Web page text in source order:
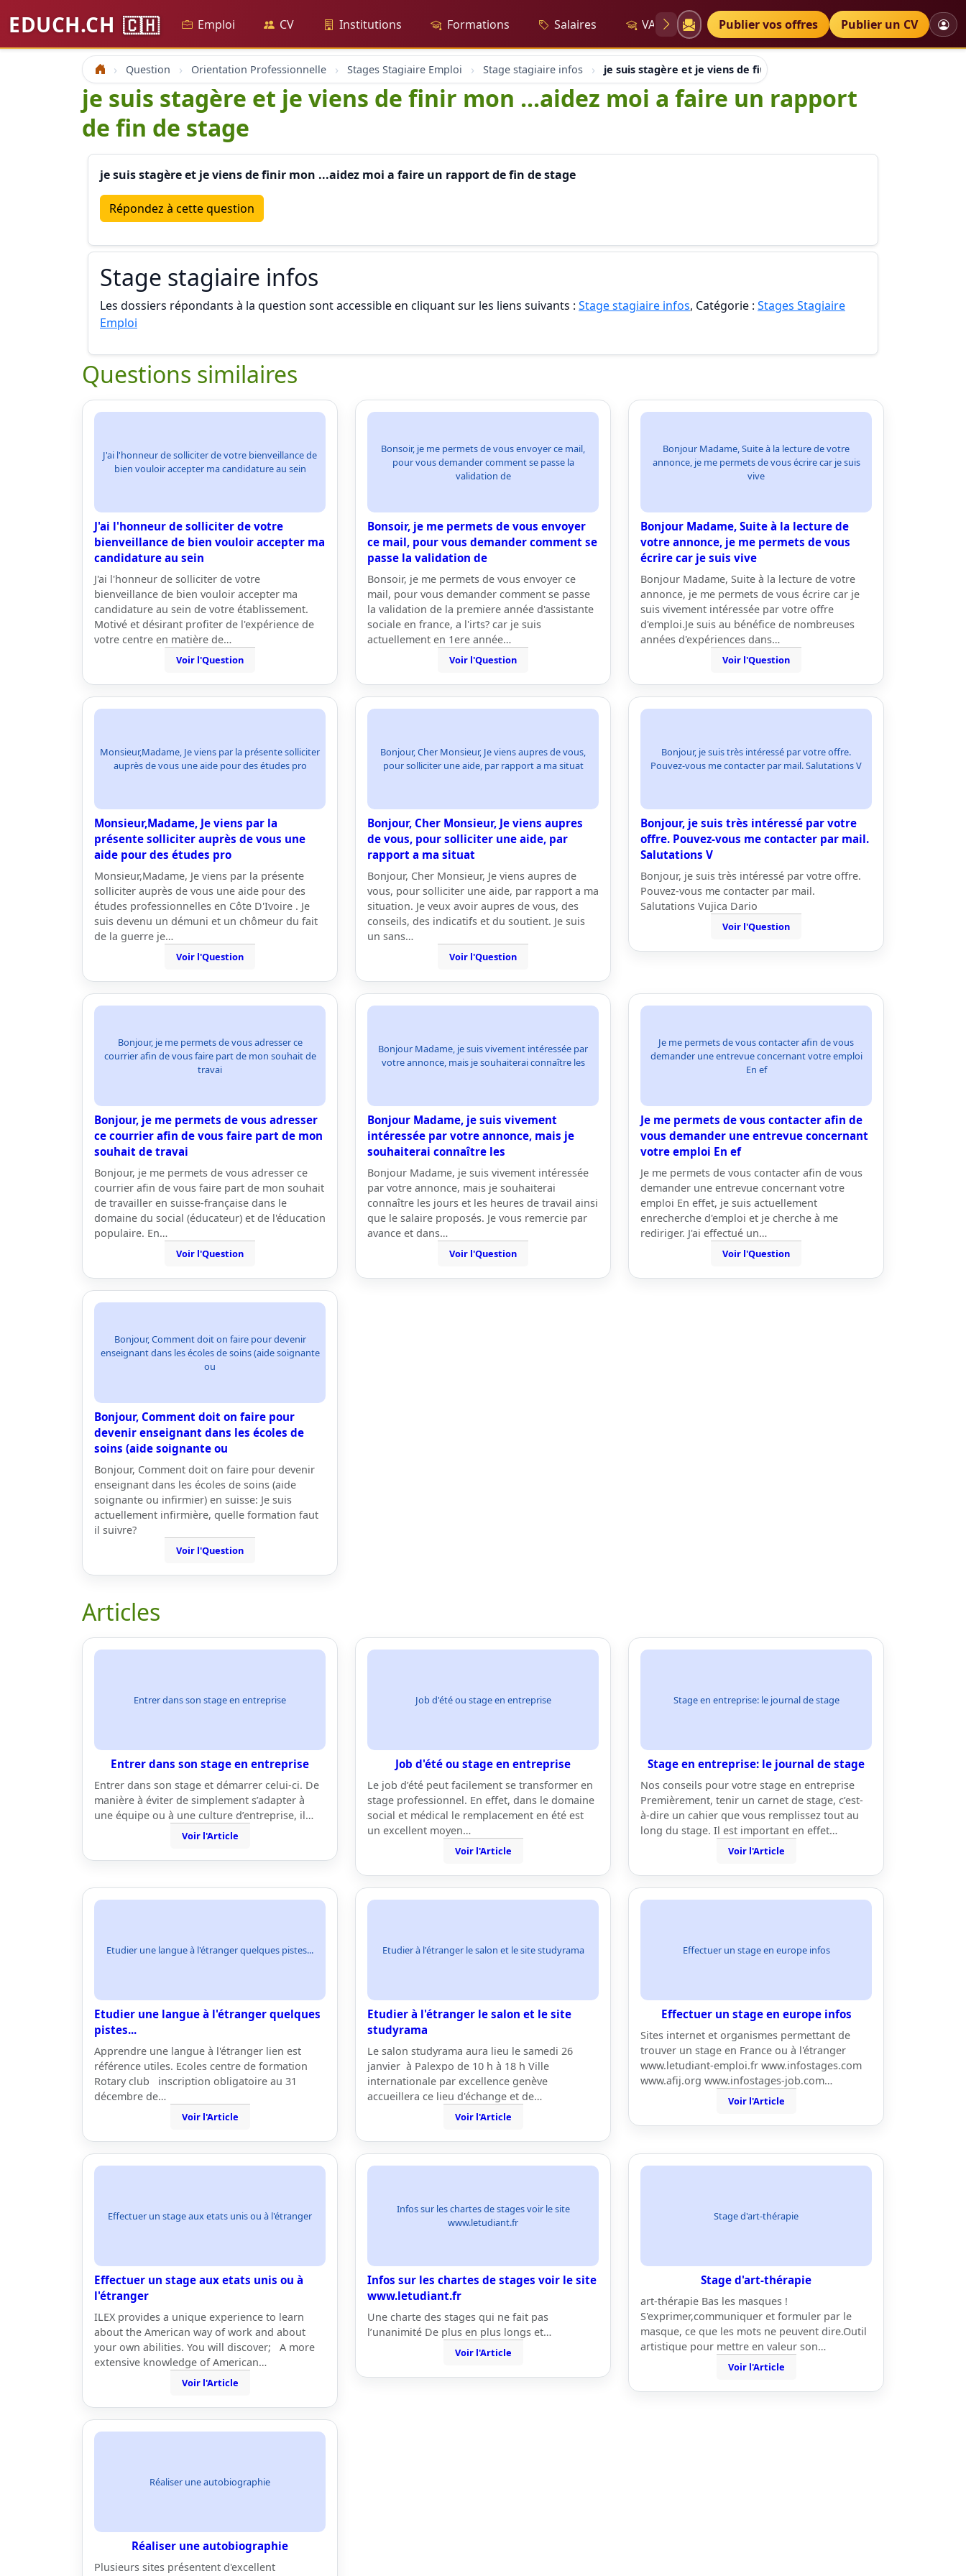
EDUCH.CH 🇨🇭 Emploi CV Institutions Formations Salaires VAE Diplômes Petites annonces
Publier vos offres Publier un CV
Accueil Question Orientation Professionnelle Stages Stagiaire Emploi Stage stagiaire infos je suis stagère et je viens de finir mon ...aidez moi a faire un rapport
je suis stagère et je viens de finir mon ...aidez moi a faire un rapport
de fin de stage
je suis stagère et je viens de finir mon ...aidez moi a faire un rapport de fin de stage
Répondez à cette question
Stage stagiaire infos
Les dossiers répondants à la question sont accessible en cliquant sur les liens suivants : Stage stagiaire infos, Catégorie : Stages Stagiaire
Emploi
Questions similaires
J'ai l'honneur de solliciter de votre bienveillance de
bien vouloir accepter ma candidature au sein
J'ai l'honneur de solliciter de votre
bienveillance de bien vouloir accepter ma
candidature au sein
J'ai l'honneur de solliciter de votre
bienveillance de bien vouloir accepter ma
candidature au sein de votre établissement.
Motivé et désirant profiter de l'expérience de
votre centre en matière de…
Voir l'Question
Bonsoir, je me permets de vous envoyer ce mail,
pour vous demander comment se passe la
validation de
Bonsoir, je me permets de vous envoyer
ce mail, pour vous demander comment se
passe la validation de
Bonsoir, je me permets de vous envoyer ce
mail, pour vous demander comment se passe
la validation de la premiere année d'assistante
sociale en france, a l'irts? car je suis
actuellement en 1ere année…
Voir l'Question
Bonjour Madame, Suite à la lecture de votre
annonce, je me permets de vous écrire car je suis
vive
Bonjour Madame, Suite à la lecture de
votre annonce, je me permets de vous
écrire car je suis vive
Bonjour Madame, Suite à la lecture de votre
annonce, je me permets de vous écrire car je
suis vivement intéressée par votre offre
d'emploi.Je suis au bénéfice de nombreuses
années d'expériences dans…
Voir l'Question
Monsieur,Madame, Je viens par la présente solliciter
auprès de vous une aide pour des études pro
Monsieur,Madame, Je viens par la
présente solliciter auprès de vous une
aide pour des études pro
Monsieur,Madame, Je viens par la présente
solliciter auprès de vous une aide pour des
études professionnelles en Côte D'Ivoire . Je
suis devenu un démuni et un chômeur du fait
de la guerre je…
Voir l'Question
Bonjour, Cher Monsieur, Je viens aupres de vous,
pour solliciter une aide, par rapport a ma situat
Bonjour, Cher Monsieur, Je viens aupres
de vous, pour solliciter une aide, par
rapport a ma situat
Bonjour, Cher Monsieur, Je viens aupres de
vous, pour solliciter une aide, par rapport a ma
situation. Je veux avoir aupres de vous, des
conseils, des indicatifs et du soutient. Je suis
un sans…
Voir l'Question
Bonjour, je suis très intéressé par votre offre.
Pouvez-vous me contacter par mail. Salutations V
Bonjour, je suis très intéressé par votre
offre. Pouvez-vous me contacter par mail.
Salutations V
Bonjour, je suis très intéressé par votre offre.
Pouvez-vous me contacter par mail.
Salutations Vujica Dario
Voir l'Question
Bonjour, je me permets de vous adresser ce
courrier afin de vous faire part de mon souhait de
travai
Bonjour, je me permets de vous adresser
ce courrier afin de vous faire part de mon
souhait de travai
Bonjour, je me permets de vous adresser ce
courrier afin de vous faire part de mon souhait
de travailler en suisse-française dans le
domaine du social (éducateur) et de l'éducation
populaire. En…
Voir l'Question
Bonjour Madame, je suis vivement intéressée par
votre annonce, mais je souhaiterai connaître les
Bonjour Madame, je suis vivement
intéressée par votre annonce, mais je
souhaiterai connaître les
Bonjour Madame, je suis vivement intéressée
par votre annonce, mais je souhaiterai
connaître les jours et les heures de travail ainsi
que le salaire proposés. Je vous remercie par
avance et dans…
Voir l'Question
Je me permets de vous contacter afin de vous
demander une entrevue concernant votre emploi
En ef
Je me permets de vous contacter afin de
vous demander une entrevue concernant
votre emploi En ef
Je me permets de vous contacter afin de vous
demander une entrevue concernant votre
emploi En effet, je suis actuellement
enrecherche d'emploi et je cherche à me
rediriger. J'ai effectué un…
Voir l'Question
Bonjour, Comment doit on faire pour devenir
enseignant dans les écoles de soins (aide soignante
ou
Bonjour, Comment doit on faire pour
devenir enseignant dans les écoles de
soins (aide soignante ou
Bonjour, Comment doit on faire pour devenir
enseignant dans les écoles de soins (aide
soignante ou infirmier) en suisse: Je suis
actuellement infirmière, quelle formation faut
il suivre?
Voir l'Question
Articles
Entrer dans son stage en entreprise
Entrer dans son stage en entreprise
Entrer dans son stage et démarrer celui-ci. De
manière à éviter de simplement s’adapter à
une équipe ou à une culture d’entreprise, il…
Voir l'Article
Job d'été ou stage en entreprise
Job d'été ou stage en entreprise
Le job d’été peut facilement se transformer en
stage professionnel. En effet, dans le domaine
social et médical le remplacement en été est
un excellent moyen…
Voir l'Article
Stage en entreprise: le journal de stage
Stage en entreprise: le journal de stage
Nos conseils pour votre stage en entreprise
Premièrement, tenir un carnet de stage, c’est-
à-dire un cahier que vous remplissez tout au
long du stage. Il est important en effet…
Voir l'Article
Etudier une langue à l'étranger quelques pistes...
Etudier une langue à l'étranger quelques
pistes...
Apprendre une langue à l'étranger lien est
référence utiles. Ecoles centre de formation
Rotary club inscription obligatoire au 31
décembre de…
Voir l'Article
Etudier à l'étranger le salon et le site studyrama
Etudier à l'étranger le salon et le site
studyrama
Le salon studyrama aura lieu le samedi 26
janvier à Palexpo de 10 h à 18 h Ville
internationale par excellence genève
accueillera ce lieu d'échange et de…
Voir l'Article
Effectuer un stage en europe infos
Effectuer un stage en europe infos
Sites internet et organismes permettant de
trouver un stage en France ou à l'étranger
www.letudiant-emploi.fr www.infostages.com
www.afij.org www.infostages-job.com…
Voir l'Article
Effectuer un stage aux etats unis ou à l'étranger
Effectuer un stage aux etats unis ou à
l'étranger
ILEX provides a unique experience to learn
about the American way of work and about
your own abilities. You will discover; A more
extensive knowledge of American…
Voir l'Article
Infos sur les chartes de stages voir le site
www.letudiant.fr
Infos sur les chartes de stages voir le site
www.letudiant.fr
Une charte des stages qui ne fait pas
l’unanimité De plus en plus longs et…
Voir l'Article
Stage d'art-thérapie
Stage d'art-thérapie
art-thérapie Bas les masques !
S'exprimer,communiquer et formuler par le
masque, ce que les mots ne peuvent dire.Outil
artistique pour mettre en valeur son…
Voir l'Article
Réaliser une autobiographie
Réaliser une autobiographie
Plusieurs sites présentent d'excellent